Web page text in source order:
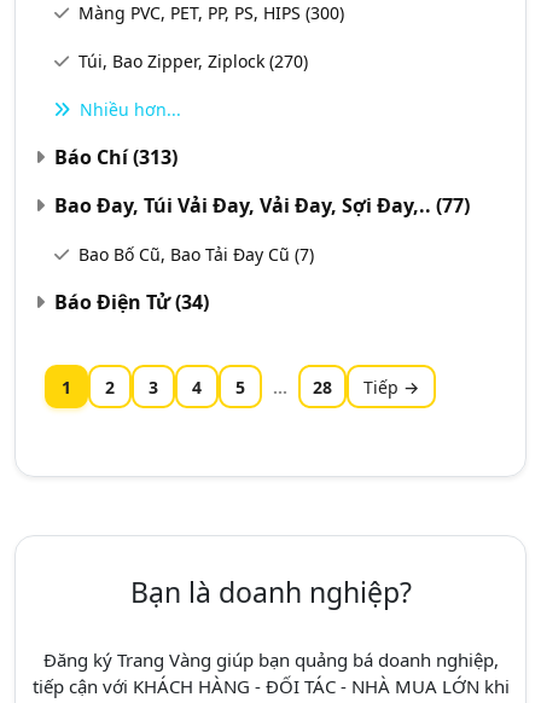
Màng PVC, PET, PP, PS, HIPS (300)
Túi, Bao Zipper, Ziplock (270)
Nhiều hơn...
Báo Chí(313)
Bao Đay, Túi Vải Đay, Vải Đay, Sợi Đay,.. (77)
Bao Bố Cũ, Bao Tải Đay Cũ (7)
Báo Điện Tử(34)
1 2 3 4 5 ... 28 Tiếp →
Bạn là doanh nghiệp?
Đăng ký Trang Vàng giúp bạn quảng bá doanh nghiệp,
tiếp cận với KHÁCH HÀNG - ĐỐI TÁC - NHÀ MUA LỚN khi